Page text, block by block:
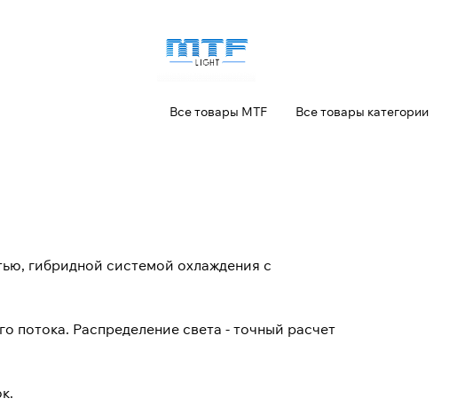
Все товары MTF Все товары категории
гибридной системой охлаждения с
потока. Распределение света - точный расчет